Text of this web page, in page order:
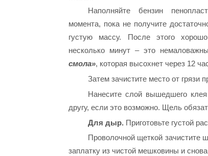
Наполняйте бензин
момента, пока не получите
густую массу. После этого
несколько минут – это
смола», которая высохнет через 12
Затем зачистите место от грязи
Нанесите слой вышедшего
другу, если это возможно. Щель
Для дыр.Приготовьте густой
Проволочной щеткой зачистите
заплатку из чистой мешковины и